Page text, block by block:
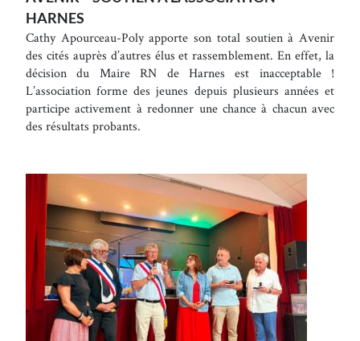
HARNES
Cathy Apourceau-Poly apporte son total soutien à Avenir
des cités auprès d’autres élus et rassemblement. En effet, la
décision du Maire RN de Harnes est inacceptable !
L’association forme des jeunes depuis plusieurs années et
participe activement à redonner une chance à chacun avec
des résultats probants.